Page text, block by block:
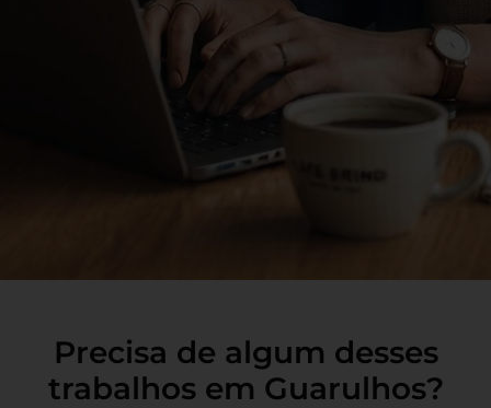
Precisa de algum desses
trabalhos em Guarulhos?